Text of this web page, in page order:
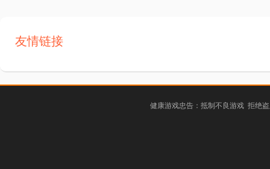
友情链接
健康游戏忠告：抵制不良游戏 拒绝